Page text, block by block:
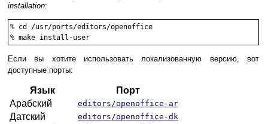
installation:
% cd /usr/ports/editors/openoffice
% make install-user
Если вы хотите использовать локализованную версию, вот
доступные порты:
Язык
Порт
Арабский
editors/openoffice-ar
Датский editors/openoffice-dk